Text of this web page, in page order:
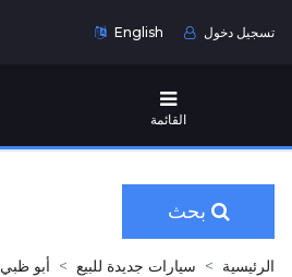
English تسجيل دخول
القائمة
بحث
الرئيسية سيارات جديدة للبيع أبو ظبي